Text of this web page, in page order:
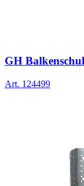
GH
Art. 124499